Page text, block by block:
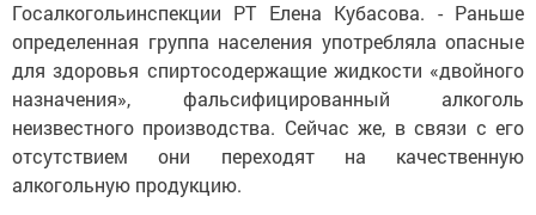
Госалкогольинспекции РТ Елена Кубасова. - Раньше
определенная группа населения употребляла опасные
для здоровья спиртосодержащие жидкости «двойного
назначения», фальсифицированный алкоголь
неизвестного производства. Сейчас же, в связи с его
отсутствием они переходят на качественную
алкогольную продукцию.